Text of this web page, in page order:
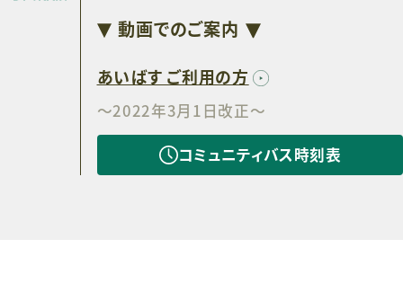
動画でのご案内
あいばす ご利用の方
～2022年3月1日改正～
コミュニティバス時刻表